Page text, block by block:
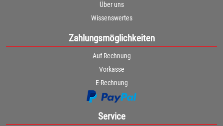
Über uns
Wissenswertes
Zahlungsmöglichkeiten
Auf Rechnung
Vorkasse
E-Rechnung
Service